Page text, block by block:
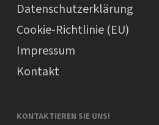
Datenschutzerklärung
Cookie-Richtlinie (EU)
Impressum
Kontakt
KONTAKTIEREN SIE UNS!